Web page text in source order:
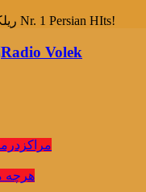
ریلکس کن Nr. 1 Persian HIts!
هرچه